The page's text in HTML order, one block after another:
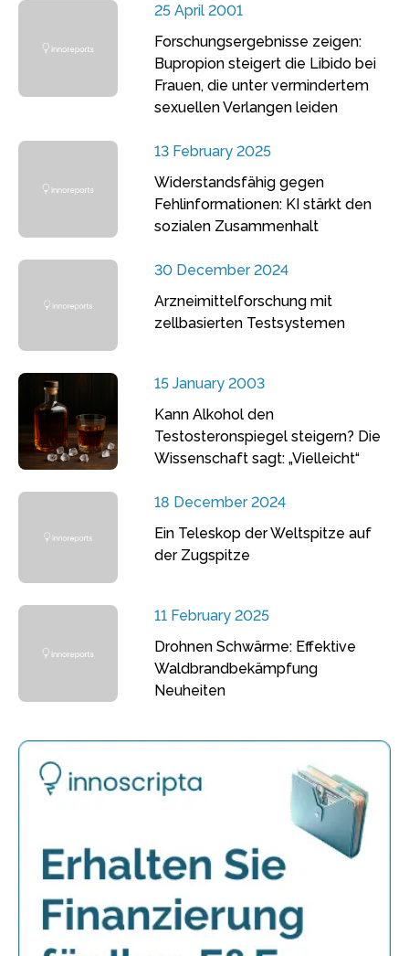
25 April 2001
Forschungsergebnisse zeigen:
Bupropion steigert die Libido bei
Frauen, die unter vermindertem
sexuellen Verlangen leiden
13 February 2025
Widerstandsfähig gegen
Fehlinformationen: KI stärkt den
sozialen Zusammenhalt
30 December 2024
Arzneimittelforschung mit
zellbasierten Testsystemen
15 January 2003
Kann Alkohol den
Testosteronspiegel steigern? Die
Wissenschaft sagt: „Vielleicht“
18 December 2024
Ein Teleskop der Weltspitze auf
der Zugspitze
11 February 2025
Drohnen Schwärme: Effektive
Waldbrandbekämpfung
Neuheiten